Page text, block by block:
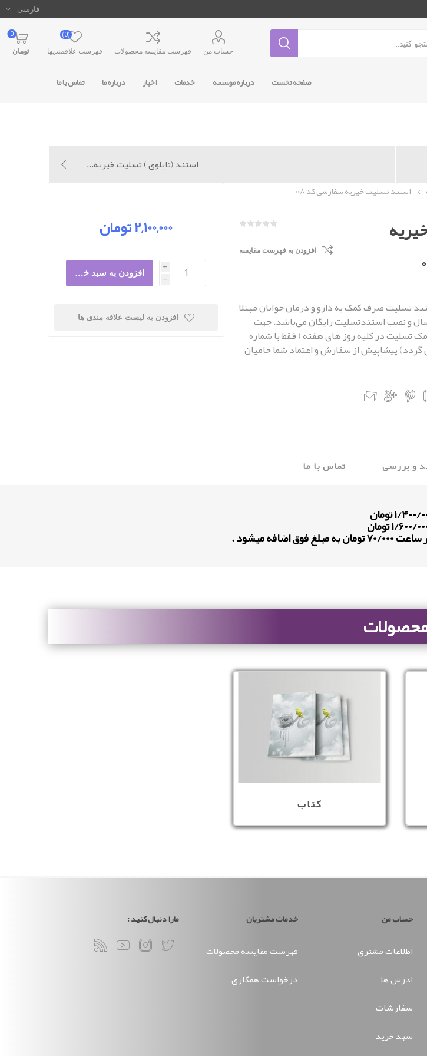
حساب من فهرست مقایسه محصولات فهرست علاقمندیها
(0)
0
تومان
صفحه نخست درباره موسسه خدمات اخبار درباره ما تماس با ما
استند (تابلوی ) تسلیت خیریه...
استند تسلیت خیریه سفارشی کد 008
افزودن به فهرست مقایسه
تسلیت صرف کمک به دارو و درمان جوانان مبتلا
و نصب استندتسلیت رایگان می‌باشد. جهت
تسلیت در کلیه روز های هفته ( فقط با شماره
حاصل گردد) پیشاپیش از سفارش و اعتماد شما حامیان
2,100,000 تومان
i
h
افزودن به لیست علاقه مندی ها
و بررسی تماس با ما
کتاب
حساب من
اطلاعات مشتری
ادرس ها
سفارشات
سبد خرید
خدمات مشتریان
فهرست مقایسه محصولات
درخواست همکاری
مارا دنبال کنید :